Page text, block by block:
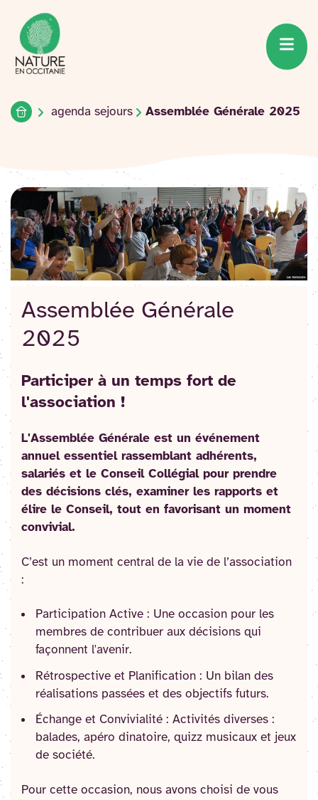
Accéder
au
contenu
Accueil du site
Accueilagenda sejours Assemblée Générale 2025
Assemblée Générale
2025
Participer à un temps fort de
l'association !
L'Assemblée Générale est un événement
annuel essentiel rassemblant adhérents,
salariés et le Conseil Collégial pour prendre
des décisions clés, examiner les rapports et
élire le Conseil, tout en favorisant un moment
convivial.
C’est un moment central de la vie de l’association
:
Participation Active : Une occasion pour les
membres de contribuer aux décisions qui
façonnent l'avenir.
Rétrospective et Planification : Un bilan des
réalisations passées et des objectifs futurs.
Échange et Convivialité : Activités diverses :
balades, apéro dinatoire, quizz musicaux et jeux
de société.
Pour cette occasion, nous avons choisi de vous